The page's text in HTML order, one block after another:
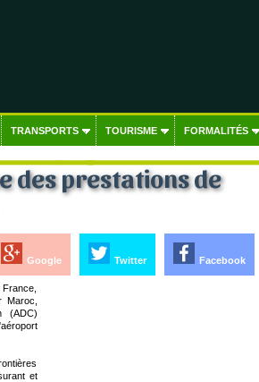
TRANSPORTS TOURISME FORMALITÉS
des prestations de
Facebook
Twitter
Google
Maroc,
(ADC)
et